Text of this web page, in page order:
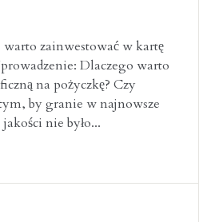
zainwestować w kartę
Dlaczego warto
na pożyczkę? Czy
by granie w najnowsze
nie było...